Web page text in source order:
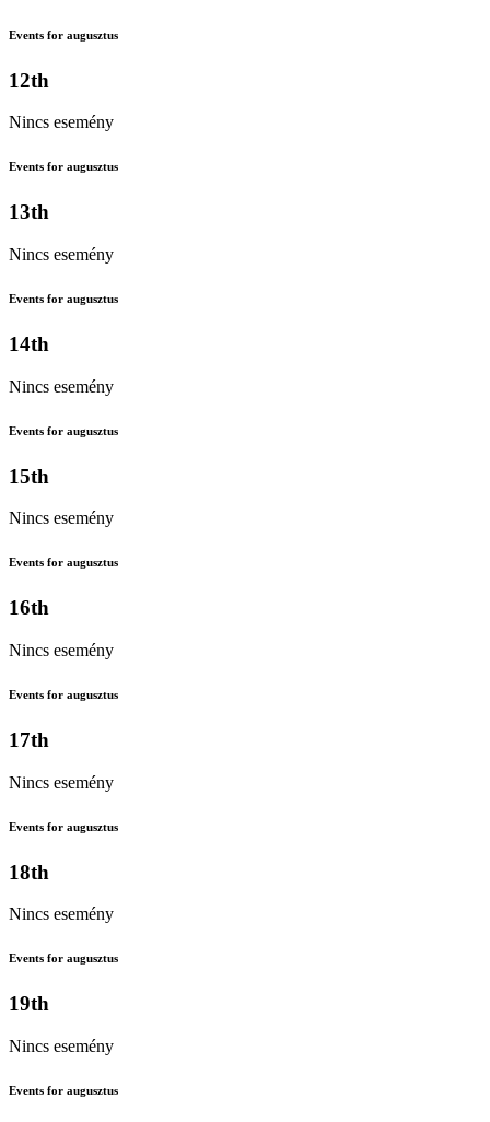
Events for augusztus
12th
Nincs esemény
Events for augusztus
13th
Nincs esemény
Events for augusztus
14th
Nincs esemény
Events for augusztus
15th
Nincs esemény
Events for augusztus
16th
Nincs esemény
Events for augusztus
17th
Nincs esemény
Events for augusztus
18th
Nincs esemény
Events for augusztus
19th
Nincs esemény
Events for augusztus